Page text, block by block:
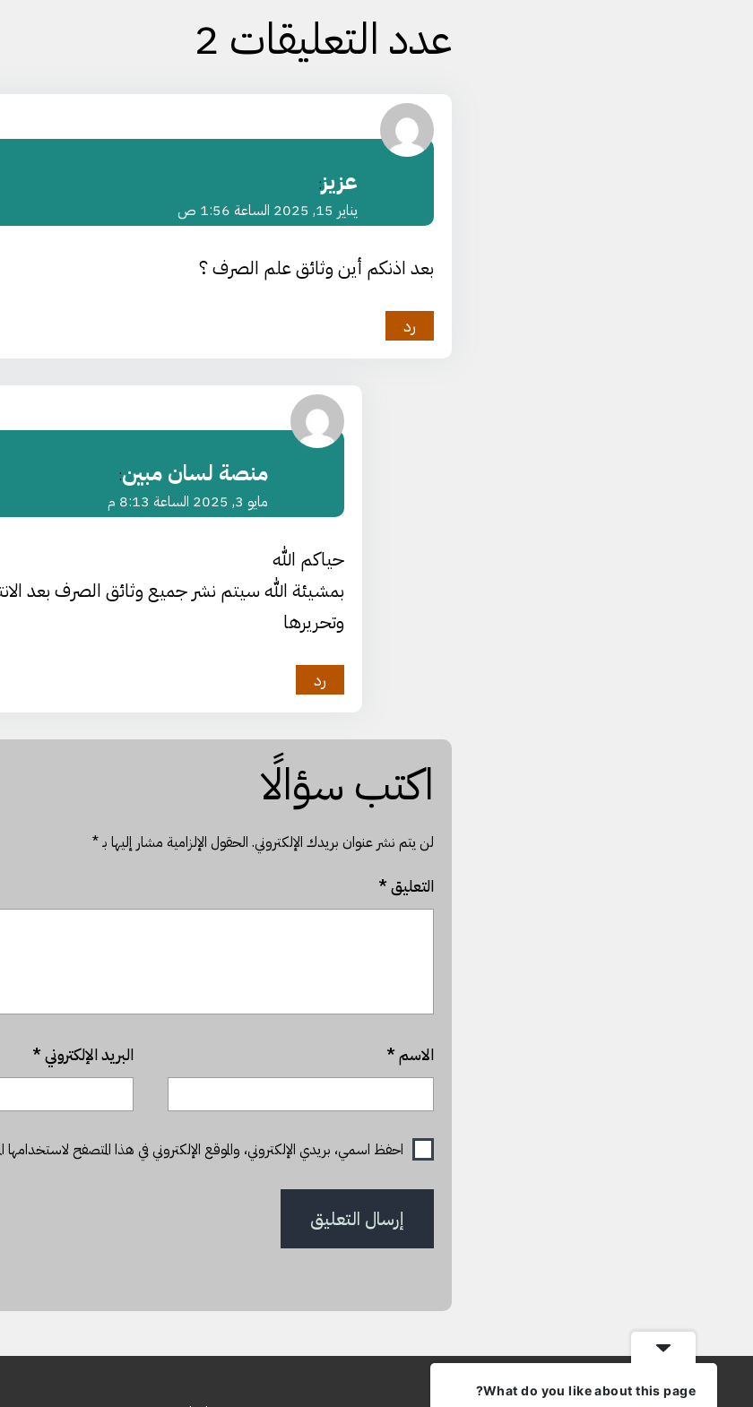
عدد التعليقات 2
عزيز:
يناير 15, 2025 الساعة 1:56 ص
بعد اذنكم أين وثائق علم الصرف ؟
رد
منصة لسان مبين:
مايو 3, 2025 الساعة 8:13 م
حياكم الله
بمشيئة الله سيتم نشر جميع وثائق الصرف بعد
وتحريرها
رد
اكتب سؤالًا
لن يتم نشر عنوان بريدك الإلكتروني. الحقول الإلزامية مشار إليها بـ*
التعليق*
الاسم* البريد الإلكتروني*
احفظ اسمي، بريدي الإلكتروني، والموقع الإلكتروني في هذا المتصفح لاستخدامها
What do you like about this page?